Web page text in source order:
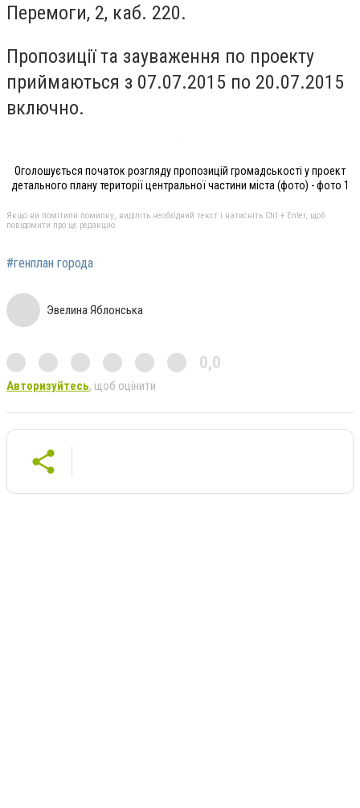
Перемоги, 2, каб. 220.
Пропозиції та зауваження по проекту
приймаються з 07.07.2015 по 20.07.2015
включно.
Оголошується початок розгляду пропозицій громадськості у проект
детального плану території центральної частини міста (фото) - фото 1
Якщо ви помітили помилку, виділіть необхідний текст і натисніть Ctrl + Enter, щоб
повідомити про це редакцію
#генплан города
Эвелина Яблонська
0,0
Авторизуйтесь, щоб оцінити